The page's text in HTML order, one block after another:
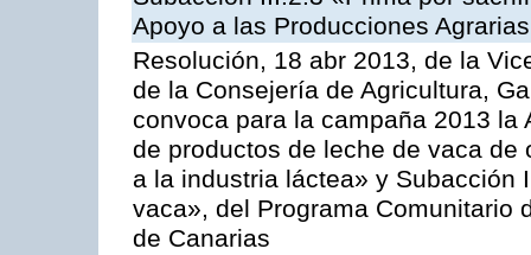
Apoyo a las Producciones
Resolución, 18 abr 2013, de la
de la Consejería de Agricultura,
convoca para la campaña 2013
de productos de leche de vaca
a la industria láctea» y Subacción
vaca», del Programa Comunitario
de Canarias